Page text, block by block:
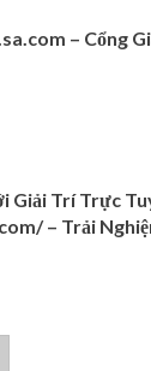
– Cổng
Giải Trí Trực
– Trải